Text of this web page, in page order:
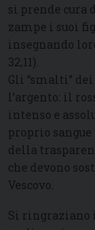
si prende cura
zampe i suoi
insegnando
32,11).
Gli “smalti”
l’argento: il
intenso e
proprio
della
che devono
Vescovo.
Si ringraziano